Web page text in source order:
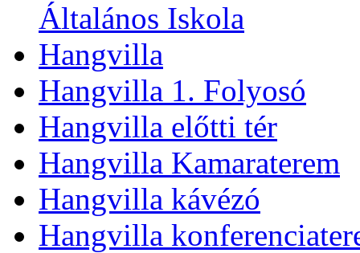
Általános Iskola
Hangvilla
Hangvilla 1. Folyosó
Hangvilla előtti tér
Hangvilla Kamaraterem
Hangvilla kávézó
Hangvilla